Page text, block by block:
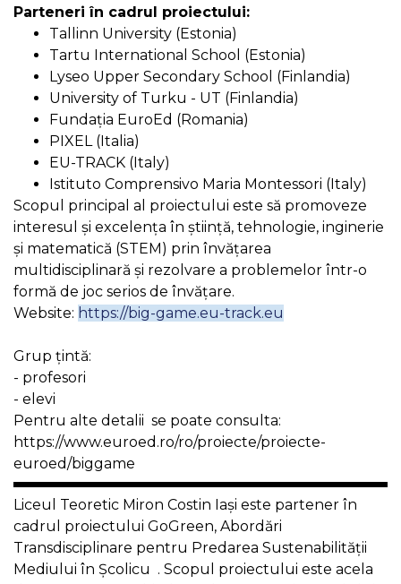
Parteneri în cadrul proiectului:
Tallinn University (Estonia)
Tartu International School (Estonia)
Lyseo Upper Secondary School (Finlandia)
University of Turku - UT (Finlandia)
Fundația EuroEd (Romania)
PIXEL (Italia)
EU-TRACK (Italy)
Istituto Comprensivo Maria Montessori (Italy)
Scopul principal al proiectului este să promoveze
interesul și excelența în știință, tehnologie, inginerie
și matematică (STEM) prin învățarea
multidisciplinară și rezolvare a problemelor într-o
formă de joc serios de învățare.
Website: https://big-game.eu-track.eu
Grup țintă:
- profesori
- elevi
Pentru alte detalii se poate consulta:
https://www.euroed.ro/ro/proiecte/proiecte-
euroed/biggame
Liceul Teoretic Miron Costin Iaşi este partener în
cadrul proiectului GoGreen, Abordări
Transdisciplinare pentru Predarea Sustenabilității
Mediului în Școlicu . Scopul proiectului este acela